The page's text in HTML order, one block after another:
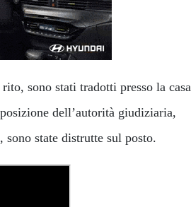
sono stati tradotti presso la casa
dell’autorità giudiziaria,
state distrutte sul posto.